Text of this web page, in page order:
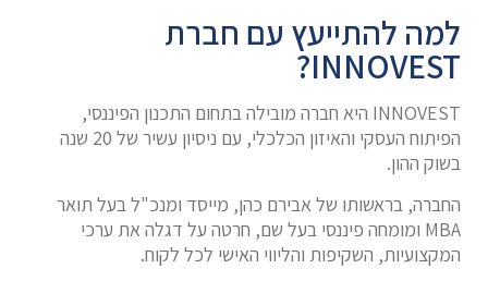
למה להתייעץ עם חברת
INNOVEST?
INNOVEST היא חברה מובילה בתחום התכנון הפיננסי,
הפיתוח העסקי והאיזון הכלכלי, עם ניסיון עשיר של 20 שנה
בשוק ההון.
החברה, בראשותו של אבירם כהן, מייסד ומנכ"ל בעל תואר
MBA ומומחה פיננסי בעל שם, חרטה על דגלה את ערכי
המקצועיות, השקיפות והליווי האישי לכל לקוח.